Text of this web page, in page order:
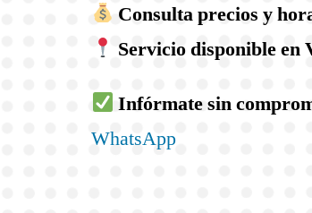
Consulta precios y
Servicio disponible
Infórmate sin
WhatsApp